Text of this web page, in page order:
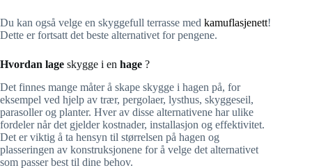
Du kan også velge en skyggefull terrasse med kamuflasjenett!
Dette er fortsatt det beste alternativet for pengene.
Hvordan lage skygge i en hage ?
Det finnes mange måter å skape skygge i hagen på, for
eksempel ved hjelp av trær, pergolaer, lysthus, skyggeseil,
parasoller og planter. Hver av disse alternativene har ulike
fordeler når det gjelder kostnader, installasjon og effektivitet.
Det er viktig å ta hensyn til størrelsen på hagen og
plasseringen av konstruksjonene for å velge det alternativet
som passer best til dine behov.